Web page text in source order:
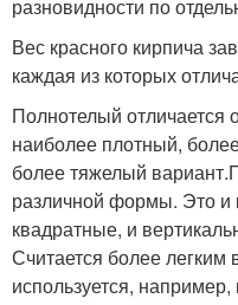
разновидности по
Вес красного кирпича
каждая из которых
Полнотелый отличается
наиболее плотный,
более тяжелый
различной формы. Это и
квадратные, и
Считается более
используется,